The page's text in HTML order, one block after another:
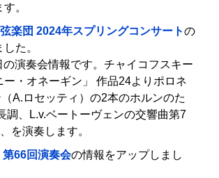
。
楽団 2024年スプリングコンサートの
た。
演奏会情報です。チャイコフスキー
ー・オネーギン」 作品24よりポロネ
A.ロセッティ）の2本のホルンのた
調、L.v.ベートーヴェンの交響曲第7
を演奏します。
66回演奏会の情報をアップしまし